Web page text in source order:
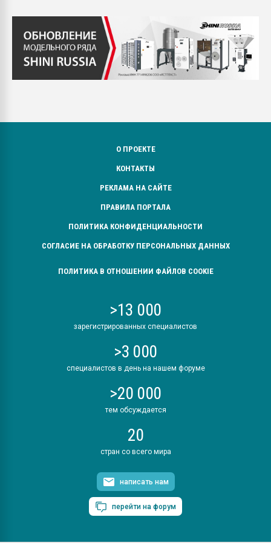
О ПРОЕКТЕ
КОНТАКТЫ
РЕКЛАМА НА САЙТЕ
ПРАВИЛА ПОРТАЛА
ПОЛИТИКА КОНФИДЕНЦИАЛЬНОСТИ
СОГЛАСИЕ НА ОБРАБОТКУ ПЕРСОНАЛЬНЫХ ДАННЫХ
ПОЛИТИКА В ОТНОШЕНИИ ФАЙЛОВ COOKIE
>13 000
зарегистрированных специалистов
>3 000
специалистов в день на нашем форуме
>20 000
тем обсуждается
20
стран со всего мира
написать нам
перейти на форум